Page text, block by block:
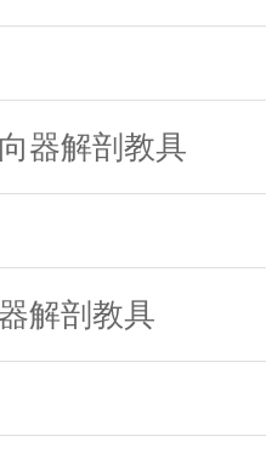
器解剖教具
解剖教具